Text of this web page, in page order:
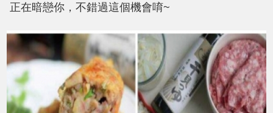
正在暗戀你，不錯過這個機會唷~